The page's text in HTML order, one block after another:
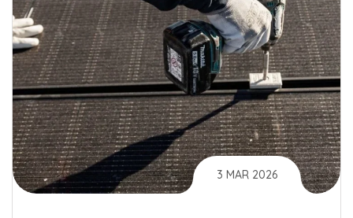
3 MAR 2026